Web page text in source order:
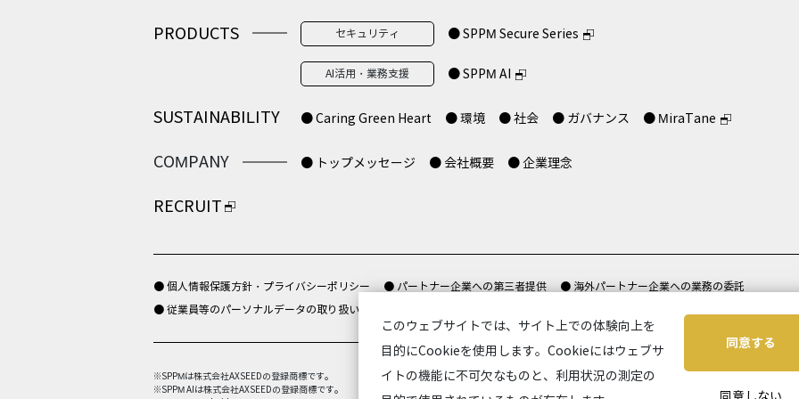
PRODUCTS セキュリティ ● SPPM Secure Series
AI活用・業務支援 ● SPPM AI
SUSTAINABILITY ● Caring Green Heart ● 環境 ● 社会 ● ガバナンス ● MiraTane
COMPANY ● トップメッセージ ● 会社概要 ● 企業理念
RECRUIT
● 個人情報保護方針・プライバシーポリシー ● パートナー企業への第三者提供
● 海外パートナー企業への業務の委託
● 従業員等のパーソナルデータの取り扱いについて
※SPPMは株式会社AXSEEDの登録商標です。
※SPPM AIは株式会社AXSEEDの登録商標です。
このウェブサイトでは、サイト上での体験向上を
目的にCookieを使用します。Cookieにはウェブサ
イトの機能に不可欠なものと、利用状況の測定の
同意する